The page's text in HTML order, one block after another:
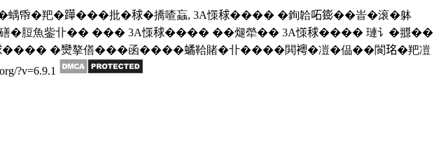
帋�羓�𨅯���批�𥟇�撟喳蝱, 3A憡𥟇���� �銁韐𠰴𨭌��峕�滚�躰
�脰魚鈭卝�� ��� 3A憡𥟇���� ��煺犖�� 3A憡𥟇���� 璉讠�䎚��
�𤓖摮僐���函����𧑐鞈賭�卝����閧𧞄�凒�偘��閬𤥁�羓凒
?v=6.9.1